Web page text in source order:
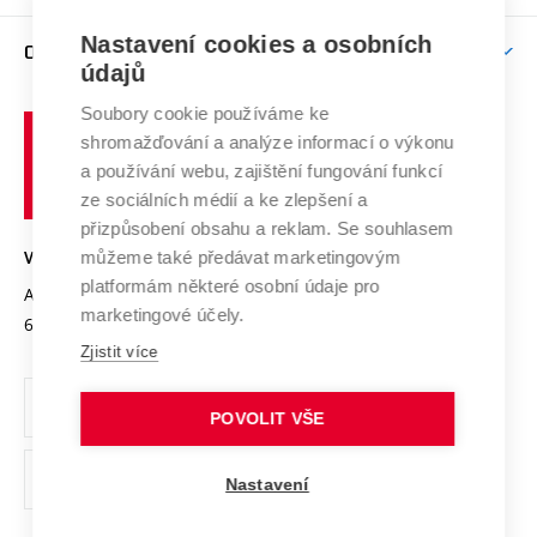
E-přihláška
Závěrečné práce
Doktorské studium
Studium bez bariér
Podpora podnikání
Mezinárodní vědecká rada
Systém zajišťování kvality výzkumu
Výzkumné infrastruktury
Transfer znalostí
Open Science
Projekty
Projekty ze strukturálních fondů
Specifický výzkum
Zahraniční spolupráce
Spolupráce se školami
Služby univerzity
Mezinárodní dohody
Univerzitní sítě
O UNIVERZITĚ
Profil univerzity
Udržitelná univerzita
Podnikavá univerzita / ContriBUTe
Bezpečná univerzita
Vyznamenání
Organizační struktura
Ochrana osobních údajů
odkaz)
učení
technické
VYSOKÉ UČENÍ TECHNICKÉ V BRNĚ
Antonínská 548/1
602 00 Brno
www.vut.cz
vut@vutbr.cz
Nastavení cookies a osobních
údajů
Soubory cookie používáme ke
shromažďování a analýze informací o výkonu
a používání webu, zajištění fungování funkcí
ze sociálních médií a ke zlepšení a
přizpůsobení obsahu a reklam. Se souhlasem
můžeme také předávat marketingovým
platformám některé osobní údaje pro
marketingové účely.
Zjistit více
POVOLIT VŠE
Nastavení